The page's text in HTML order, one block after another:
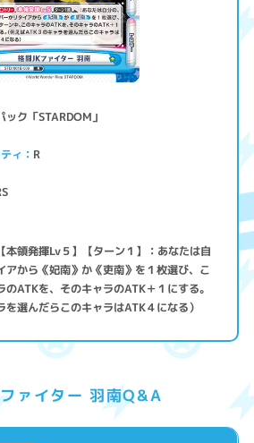
ック「STARDOM」
ィ R
本領発揮Lv５】【ターン１】：あなたは自
アから《妃南》か《吏南》を１枚選び、こ
ATKを、そのキャラのATK＋１にする。
を選んだらこのキャラはATK４になる）
ァイター 羽南Q&A